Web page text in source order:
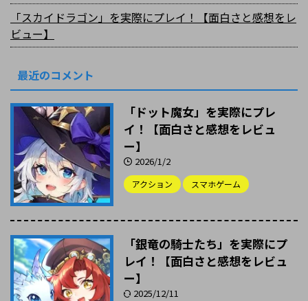
「スカイドラゴン」を実際にプレイ！【面白さと感想をレ
ビュー】
最近のコメント
「ドット魔女」を実際にプレ
イ！【面白さと感想をレビュ
ー】
2026/1/2
アクション スマホゲーム
「銀竜の騎士たち」を実際にプ
レイ！【面白さと感想をレビュ
ー】
2025/12/11